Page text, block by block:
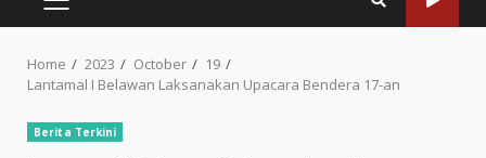
PRIMARY
Home 2023 October
19
Lantamal I Belawan Laksanakan Upacara Bendera 17-an
Berita Terkini